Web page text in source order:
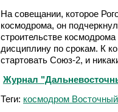
На совещании, которое
космодрома, он
строительстве
дисциплину по срокам. К
стартовать Союз-2, и
Журнал
Теги: космодром Восточный